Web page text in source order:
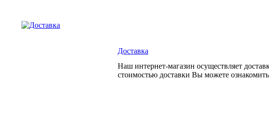
Доставка
Наш интернет-магазин осуществляет
стоимостью доставки Вы можете